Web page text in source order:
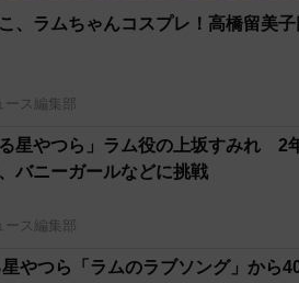
こ、ラムちゃんコスプレ！高橋留美
ース編集部
る星やつら」ラム役の上坂すみれ 2
バニーガールなどに挑戦
ース編集部
やつら「ラムのラブソング」から